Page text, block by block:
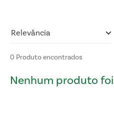
Relevância
0 Produto